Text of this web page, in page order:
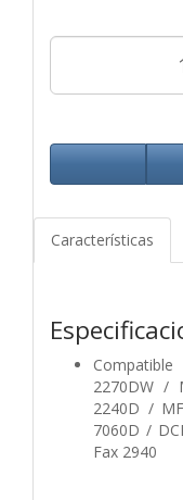
Características
Compatible
2270DW /
2240D /
7060D /
Fax 2940